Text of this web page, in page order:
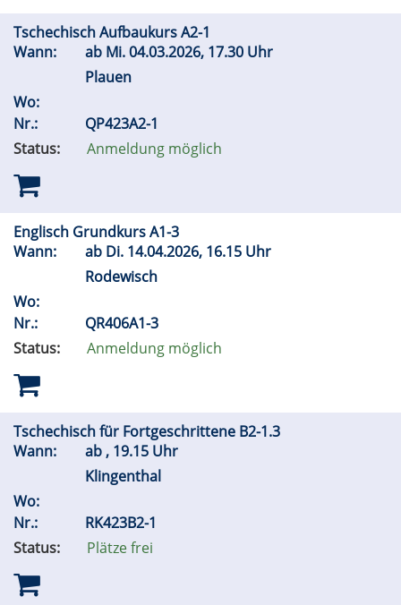
Tschechisch Aufbaukurs A2-1
Wann:
ab Mi.04.03.2026, 17.30 Uhr
Plauen
Wo:
Nr.:
QP423A2-1
Status:
Anmeldung möglich
Englisch Grundkurs A1-3
Wann:
ab Di. 14.04.2026, 16.15 Uhr
Rodewisch
Wo:
Nr.:
QR406A1-3
Status:
Anmeldung möglich
Tschechisch für Fortgeschrittene B2-1.3
Wann:
ab , 19.15 Uhr
Klingenthal
Wo:
Nr.:
RK423B2-1
Status:
Plätze frei